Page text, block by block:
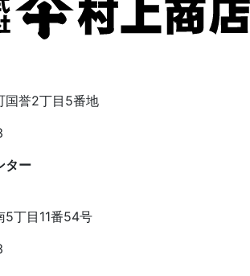
国誉2丁目5番地
ター
5丁目11番54号